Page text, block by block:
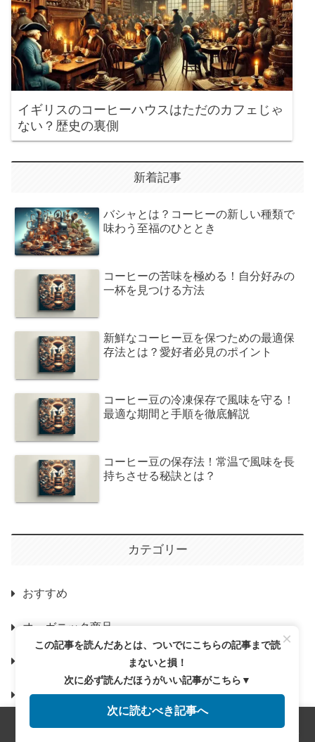
イギリスのコーヒーハウスはただのカフェじゃ
ない？歴史の裏側
新着記事
バシャとは？コーヒーの新しい種類で
味わう至福のひととき
コーヒーの苦味を極める！自分好みの
一杯を見つける方法
新鮮なコーヒー豆を保つための最適保
存法とは？愛好者必見のポイント
コーヒー豆の冷凍保存で風味を守る！
最適な期間と手順を徹底解説
コーヒー豆の保存法！常温で風味を長
持ちさせる秘訣とは？
カテゴリー
おすすめ
オーガニック商品
コーヒーの歴史と文化
コーヒーの種類と特徴
コーヒーの選び方と保存 サイドバー
×
この記事を読んだあとは、ついでにこちらの記事まで読
まないと損！
次に必ず読んだほうがいい記事がこちら▼
次に読むべき記事へ